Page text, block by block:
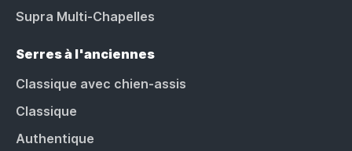
Supra Multi-Chapelles
Serres à l'anciennes
Classique avec chien-assis
Classique
Authentique